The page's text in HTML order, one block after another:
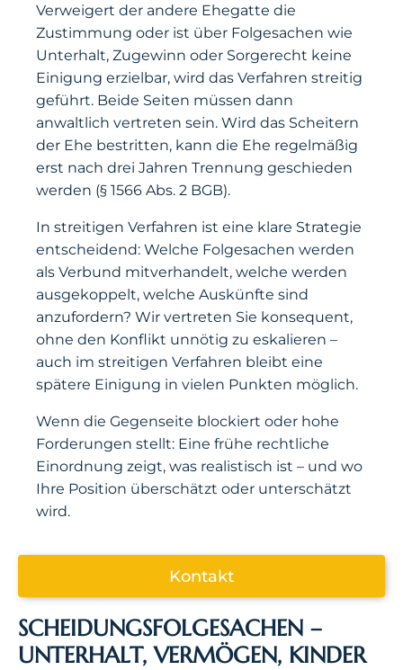
Verweigert der andere Ehegatte die
Zustimmung oder ist über Folgesachen wie
Unterhalt, Zugewinn oder Sorgerecht keine
Einigung erzielbar, wird das Verfahren streitig
geführt. Beide Seiten müssen dann
anwaltlich vertreten sein. Wird das Scheitern
der Ehe bestritten, kann die Ehe regelmäßig
erst nach drei Jahren Trennung geschieden
werden (§ 1566 Abs. 2 BGB).
In streitigen Verfahren ist eine klare Strategie
entscheidend: Welche Folgesachen werden
als Verbund mitverhandelt, welche werden
ausgekoppelt, welche Auskünfte sind
anzufordern? Wir vertreten Sie konsequent,
ohne den Konflikt unnötig zu eskalieren –
auch im streitigen Verfahren bleibt eine
spätere Einigung in vielen Punkten möglich.
Wenn die Gegenseite blockiert oder hohe
Forderungen stellt: Eine frühe rechtliche
Einordnung zeigt, was realistisch ist – und wo
Ihre Position überschätzt oder unterschätzt
wird.
Kontakt
SCHEIDUNGSFOLGESACHEN –
UNTERHALT, VERMÖGEN, KINDER